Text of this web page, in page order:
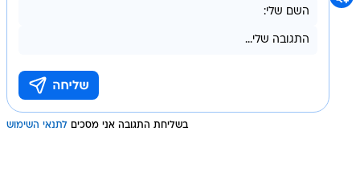
בשליחת התגובה אני מסכים לתנאי השימוש